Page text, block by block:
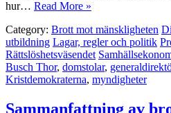
hur… Read More »
Category: Brott mot mänskligheten
utbildning Lagar, regler och politik
Rättslöshetsväsendet
Busch Thor, domstolar,
Kristdemokraterna, myndigheter
Sammanfattning av